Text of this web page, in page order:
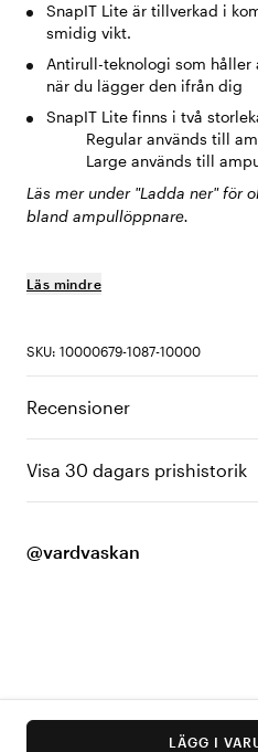
SnapIT Lite är tillverkad i
smidig vikt.
Antirull-teknologi som
när du lägger den ifrån dig
SnapIT Lite finns i två
Regular används till
Large används till
Läs mer under "Ladda ner" för
bland ampullöppnare.
Läs mindre
SKU: 10000679-1087-10000
Recensioner
Visa 30 dagars prishistorik
@vardvaskan
LÄGG I